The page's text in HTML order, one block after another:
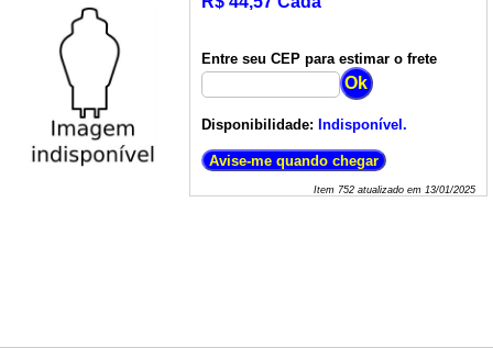
Entre seu CEP para estimar o frete
Disponibilidade: Indisponível.
Item 752atualizado em 13/01/2025